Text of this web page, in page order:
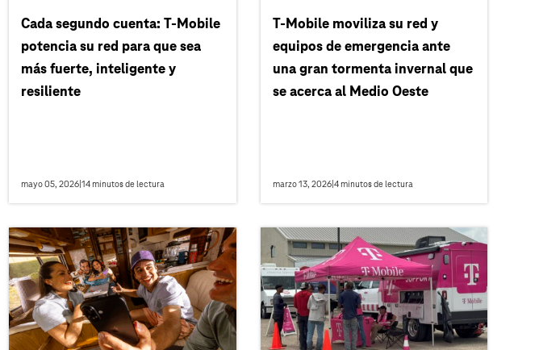
Cada segundo cuenta: T‑Mobile
potencia su red para que sea
más fuerte, inteligente y
resiliente
mayo 05, 2026 14 minutos de lectura
T‑Mobile moviliza su red y
equipos de emergencia ante
una gran tormenta invernal que
se acerca al Medio Oeste
marzo 13, 2026| 4 minutos de lectura